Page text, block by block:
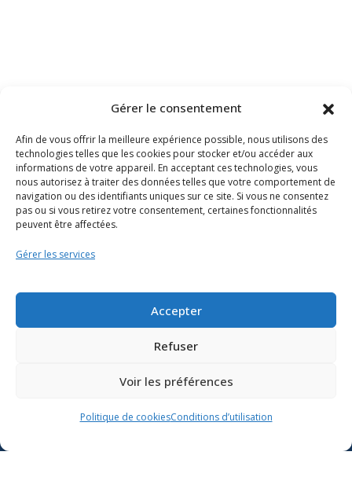
Gérer le consentement
Afin de vous offrir la meilleure expérience possible, nous utilisons des
technologies telles que les cookies pour stocker et/ou accéder aux
informations de votre appareil. En acceptant ces technologies, vous
nous autorisez à traiter des données telles que votre comportement de
navigation ou des identifiants uniques sur ce site. Si vous ne consentez
pas ou si vous retirez votre consentement, certaines fonctionnalités
peuvent être affectées.
Gérer les services
Accepter
Refuser
Voir les préférences
Politique de cookiesConditions d’utilisation
Soutien scolaire
Formation
ministère de l’Éducation sur